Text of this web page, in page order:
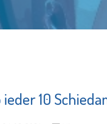
ieder 10